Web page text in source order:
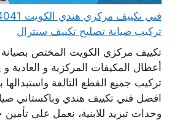
تركيب صيانة تصليح تكييف سنترال
تكييف مركزي الكويت المختص
أعطال المكيفات المركزية و العادية
تركيب جميع القطع التالفة
افضل فني تكييف هندي وباكستاني
وحدات تبريد للابنية، نعمل على